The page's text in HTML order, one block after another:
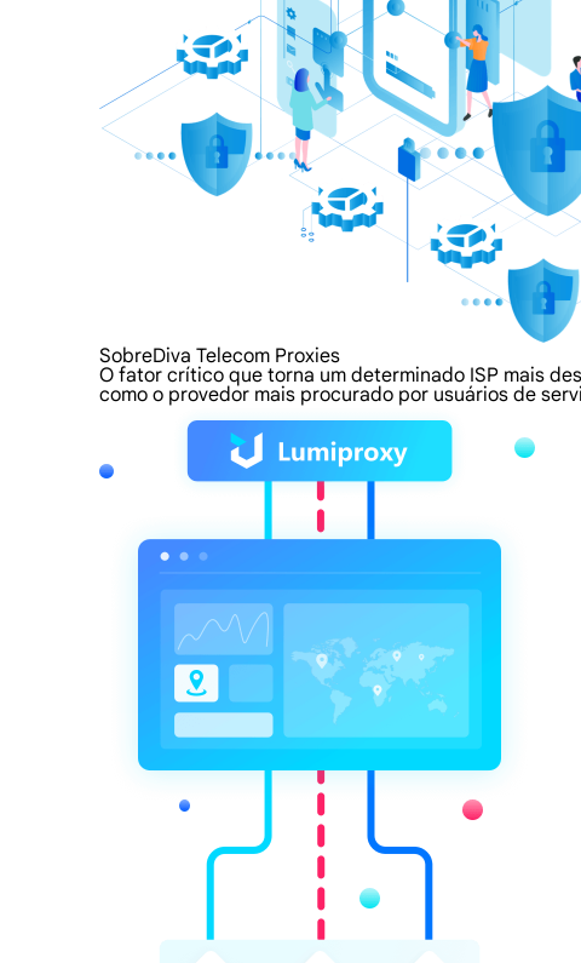
SobreDiva Telecom Proxies
O fator crítico que torna um determinado ISP mais
como o provedor mais procurado por usuários de